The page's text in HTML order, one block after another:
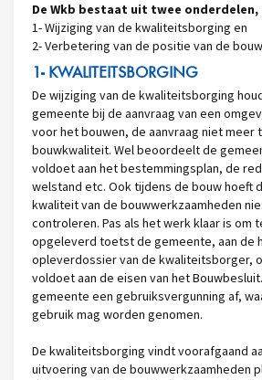
De Wkb bestaat uit twee onderdelen,
1- Wijziging van de kwaliteitsborging en
2- Verbetering van de positie van de
1- KWALITEITSBORGING
De wijziging van de kwaliteitsborging
gemeente bij de aanvraag van een
voor het bouwen, de aanvraag niet meer
bouwkwaliteit. Wel beoordeelt de
voldoet aan het bestemmingsplan, de
welstand etc. Ook tijdens de bouw hoeft
kwaliteit van de bouwwerkzaamheden
controleren. Pas als het werk klaar is om
opgeleverd toetst de gemeente, aan de
opleverdossier van de kwaliteitsborger,
voldoet aan de eisen van het
gemeente een gebruiksvergunning af,
gebruik mag worden genomen.
De kwaliteitsborging vindt voorafgaand
uitvoering van de bouwwerkzaamheden